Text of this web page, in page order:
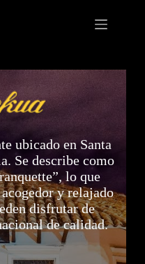
ubicado en Santa
Se describe como
lo que
y relajado
disfrutar de
de calidad.